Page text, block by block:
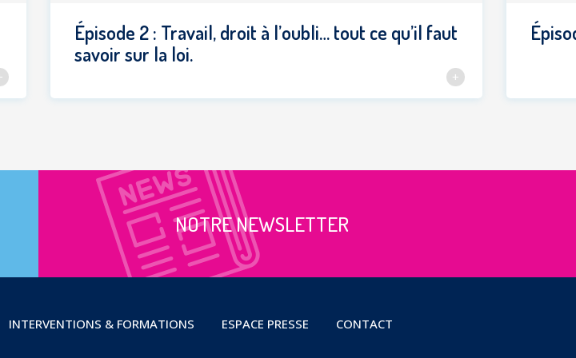
Épisode 2 : Travail, droit à l’oubli… tout ce qu’il faut
savoir sur la loi.
NOTRE NEWSLETTER
INTERVENTIONS & FORMATIONS ESPACE PRESSE CONTACT